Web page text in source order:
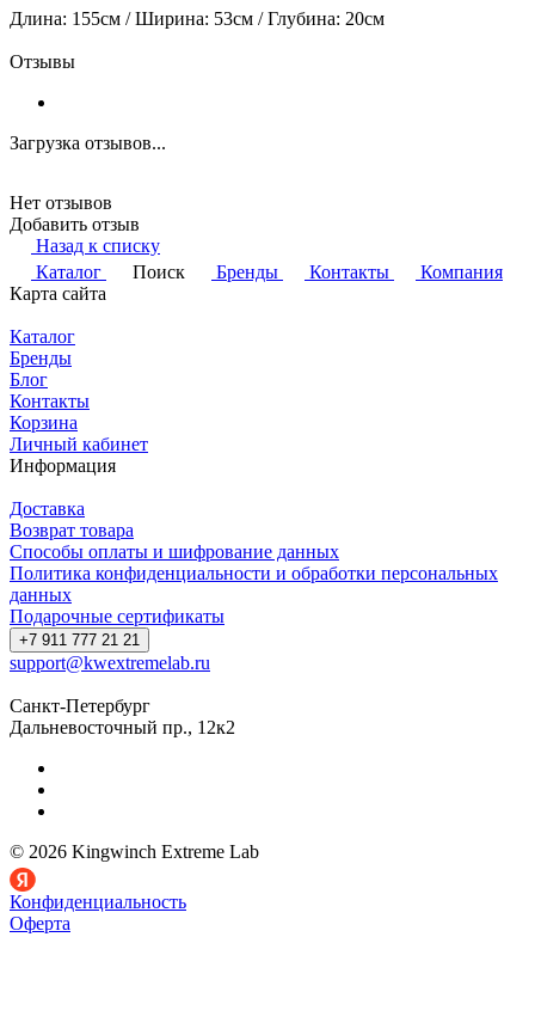
Длина: 155см / Ширина: 53см / Глубина: 20см
Отзывы
Загрузка отзывов...
Нет отзывов
Добавить отзыв
Назад к списку
Каталог
Поиск Бренды Контакты
Компания
Карта сайта
Каталог
Бренды
Блог
Контакты
Корзина
Личный кабинет
Информация
Доставка
Возврат товара
Способы оплаты и шифрование данных
Политика конфиденциальности и обработки персональных
данных
Подарочные сертификаты
+7 911 777 21 21
support@kwextremelab.ru
Санкт-Петербург
Дальневосточный пр., 12к2
© 2026 Kingwinch Extreme Lab
Конфиденциальность
Оферта